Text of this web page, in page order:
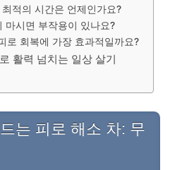
적의 시간은 언제인가요?
마시면 부작용이 있나요?
로 회복에 가장 효과적일까요?
활력 넘치는 일상 살기
는 피로 해소 차: 무